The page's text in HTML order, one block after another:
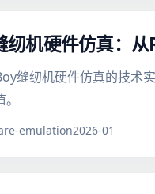
纫机硬件仿真：
缝纫机硬件仿真的技术
emulation2026-01